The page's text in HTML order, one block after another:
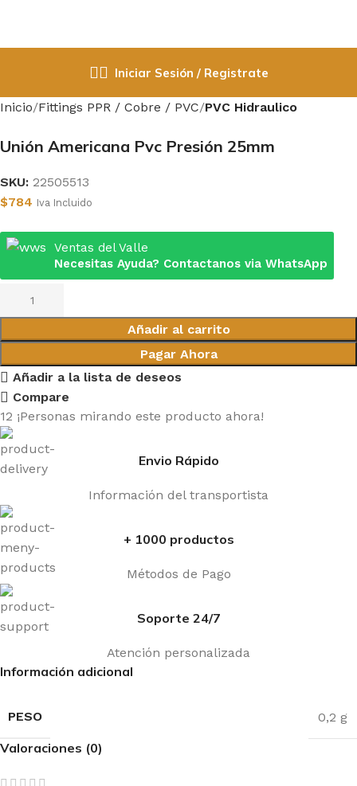
Iniciar Sesión / Registrate
Inicio Fittings PPR / Cobre / PVC PVC Hidraulico
Unión Americana Pvc Presión 25mm
SKU: 22505513
$784 Iva Incluido
Ventas del Valle
Necesitas Ayuda? Contactanos via WhatsApp
Añadir al carrito
Pagar Ahora
Añadir a la lista de deseos
Compare
12 ¡Personas mirando este producto ahora!
Envio Rápido
Información del transportista
+ 1000 productos
Métodos de Pago
Soporte 24/7
Atención personalizada
Información adicional
PESO 0,2 g
Valoraciones (0)